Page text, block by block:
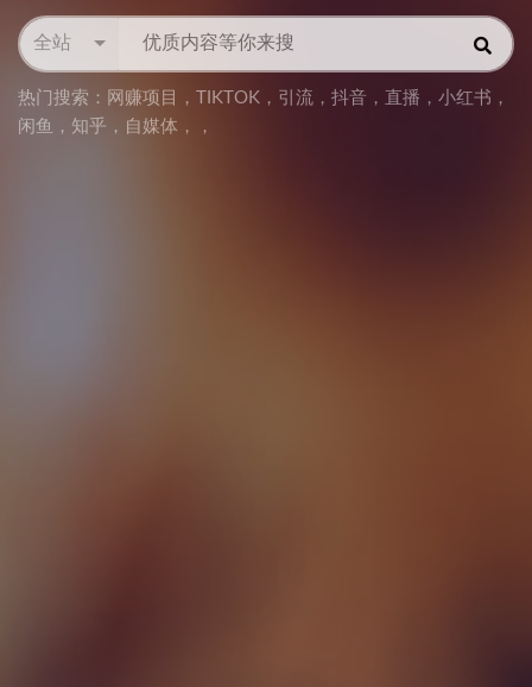
全站
热门搜索： 网赚项目 ， TIKTOK ， 引流 ， 抖音 ， 直播 ， 小红书 ，
闲鱼
， 知乎 ， 自媒体 ， ，